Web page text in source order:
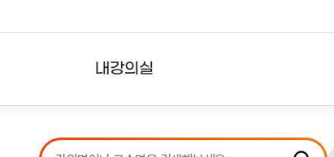
내강의실
강의리스트